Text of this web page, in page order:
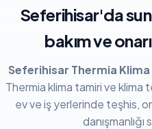
Seferihisar'da
bakım ve
Seferihisar Thermia Klima
Thermia klima tamiri ve klima
ev ve iş yerlerinde teşhis,